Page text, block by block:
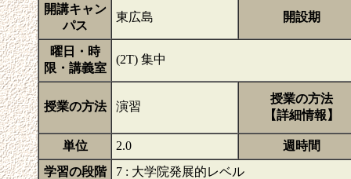
開講キャン
パス
東広島 開設期
曜日・時
限・講義室
(2T) 集中
授業の方法 演習
授業の方法
【詳細情報】
単位 2.0
週時間
学習の段階
7 : 大学院発展的レベル